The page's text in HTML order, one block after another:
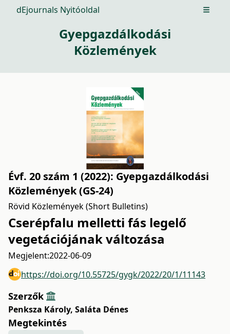
dEjournals Nyitóoldal Open
Gyepgazdálkodási
Közlemények
Évf. 20 szám 1 (2022): Gyepgazdálkodási
Közlemények (GS-24)
Rövid Közlemények (Short Bulletins)
Cserépfalu melletti fás legelő
vegetációjának változása
Megjelent:2022-06-09
https://doi.org/10.55725/gygk/2022/20/1/11143
Szerzők
Penksza Károly, Saláta Dénes
Megtekintés